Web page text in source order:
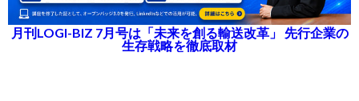
月刊LOGI-BIZ 7月号は「未来を創る輸送改革」 先行企業の
生存戦略を徹底取材